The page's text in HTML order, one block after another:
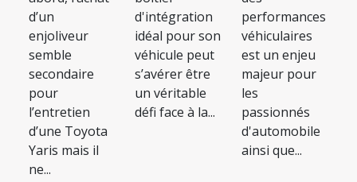
d’un
enjoliveur
semble
secondaire
pour
l’entretien
d’une Toyota
Yaris mais il
ne...
d'intégration
idéal pour son
véhicule peut
s’avérer être
un véritable
défi face à la...
performances
véhiculaires
est un enjeu
majeur pour
les
passionnés
d'automobile
ainsi que...